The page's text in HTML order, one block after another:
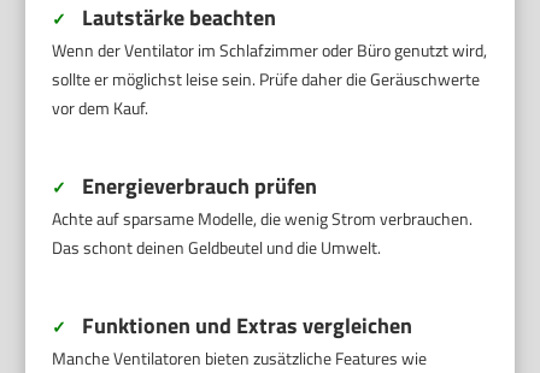
✓ Lautstärke beachten
Wenn der Ventilator im Schlafzimmer oder Büro genutzt wird,
sollte er möglichst leise sein. Prüfe daher die Geräuschwerte
vor dem Kauf.
✓ Energieverbrauch prüfen
Achte auf sparsame Modelle, die wenig Strom verbrauchen.
Das schont deinen Geldbeutel und die Umwelt.
✓ Funktionen und Extras vergleichen
Manche Ventilatoren bieten zusätzliche Features wie